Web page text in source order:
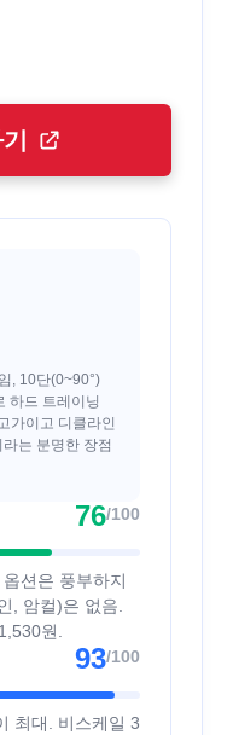
, 10단(0~90°)
하드 트레이닝
가이고 디클라인
는 분명한 장점
76/100
션은 풍부하지
, 암컬)은 없음.
원.
93/100
최대. 비스케일 3